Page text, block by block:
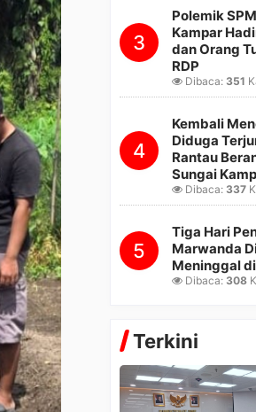
3
Polemik
Kampar
dan Orang
RDP
Dibaca: 351
4
Kembali
Diduga
Rantau
Sungai
Dibaca: 337
5
Tiga Hari
Marwanda
Meninggal
Dibaca: 308
Terkini